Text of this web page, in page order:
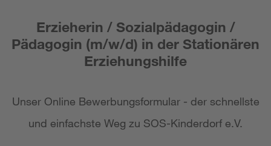
Erzieherin / Sozialpädagogin /
Pädagogin (m/w/d) in der Stationären
Erziehungshilfe
Unser Online Bewerbungsformular - der schnellste
und einfachste Weg zu SOS-Kinderdorf e.V.